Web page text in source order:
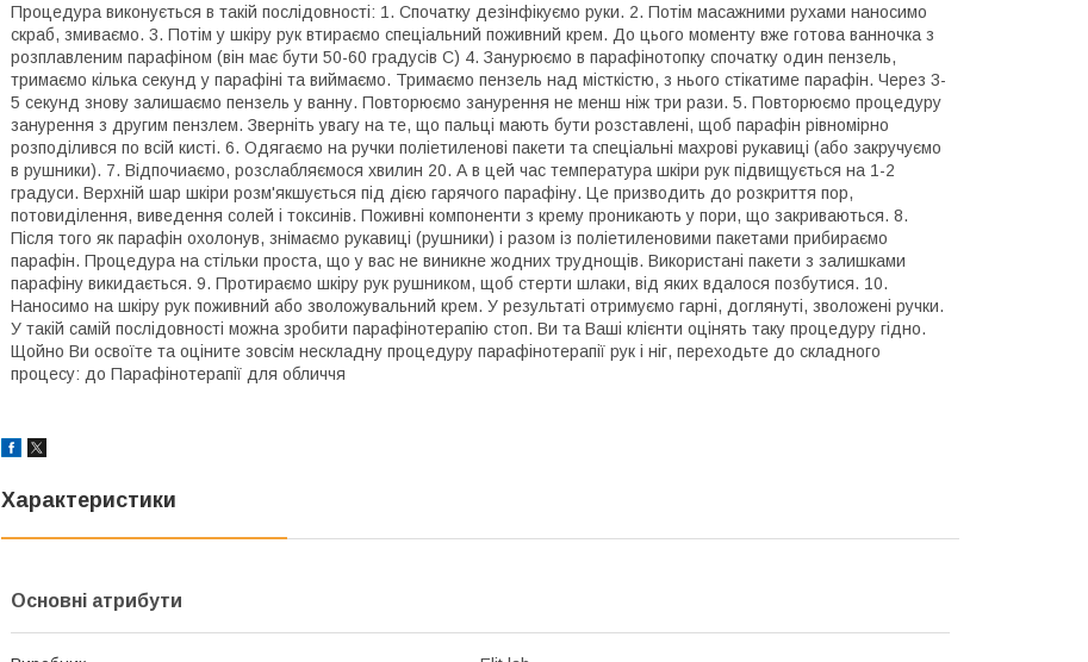
Процедура виконується в такій послідовності: 1. Спочатку дезінфікуємо руки. 2. Потім масажними рухами наносимо
скраб, змиваємо. 3. Потім у шкіру рук втираємо спеціальний поживний крем. До цього моменту вже готова ванночка з
розплавленим парафіном (він має бути 50-60 градусів С) 4. Занурюємо в парафінотопку спочатку один пензель,
тримаємо кілька секунд у парафіні та виймаємо. Тримаємо пензель над місткістю, з нього стікатиме парафін. Через 3-
5 секунд знову залишаємо пензель у ванну. Повторюємо занурення не менш ніж три рази. 5. Повторюємо процедуру
занурення з другим пензлем. Зверніть увагу на те, що пальці мають бути розставлені, щоб парафін рівномірно
розподілився по всій кисті. 6. Одягаємо на ручки поліетиленові пакети та спеціальні махрові рукавиці (або закручуємо
в рушники). 7. Відпочиаємо, розслабляємося хвилин 20. А в цей час температура шкіри рук підвищується на 1-2
градуси. Верхній шар шкіри розм'якшується під дією гарячого парафіну. Це призводить до розкриття пор,
потовиділення, виведення солей і токсинів. Поживні компоненти з крему проникають у пори, що закриваються. 8.
Після того як парафін охолонув, знімаємо рукавиці (рушники) і разом із поліетиленовими пакетами прибираємо
парафін. Процедура на стільки проста, що у вас не виникне жодних труднощів. Використані пакети з залишками
парафіну викидається. 9. Протираємо шкіру рук рушником, щоб стерти шлаки, від яких вдалося позбутися. 10.
Наносимо на шкіру рук поживний або зволожувальний крем. У результаті отримуємо гарні, доглянуті, зволожені ручки.
У такій самій послідовності можна зробити парафінотерапію стоп. Ви та Ваші клієнти оцінять таку процедуру гідно.
Щойно Ви освоїте та оціните зовсім нескладну процедуру парафінотерапії рук і ніг, переходьте до складного
процесу: до Парафінотерапії для обличчя
Характеристики
Основні атрибути